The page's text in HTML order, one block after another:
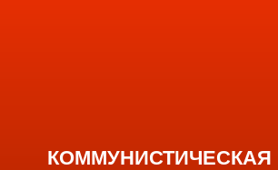
КОММУНИСТИЧЕСКАЯ